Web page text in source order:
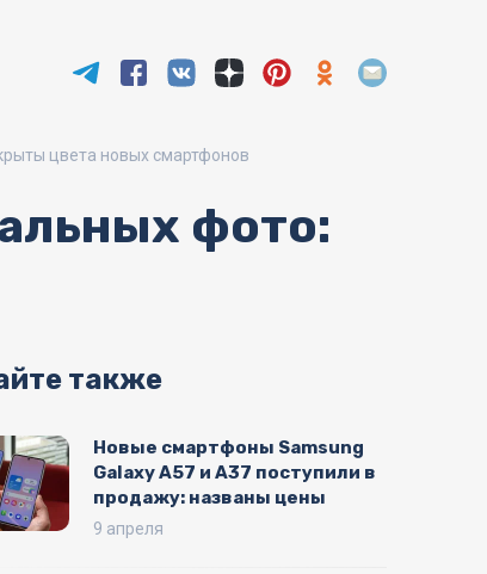
цвета новых смартфонов
фото:
также
Новые смартфоны Samsung
Galaxy A57 и A37 поступили в
продажу: названы цены
9 апреля